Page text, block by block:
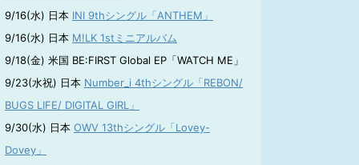
9/16(水) 日本 INI 9thシングル「ANTHEM」
9/16(水) 日本 M!LK 1stミニアルバム
9/18(金) 米国 BE:FIRST Global EP「WATCH ME」
9/23(水祝) 日本 Number_i 4thシングル「REBON/
BUGS LIFE/ DIGITAL GIRL」
9/30(水) 日本 OWV 13thシングル「Lovey-
Dovey」